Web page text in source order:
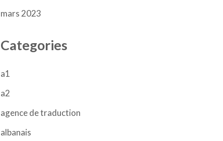
mars 2023
Categories
a1
a2
agence de traduction
albanais